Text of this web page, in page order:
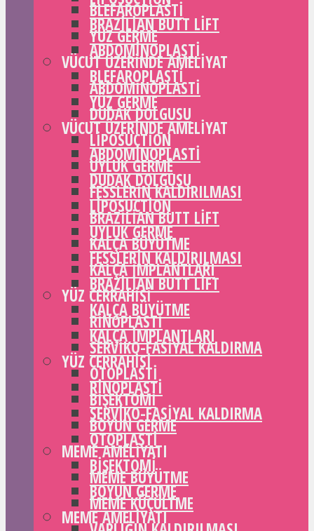
BLEFAROPLASTI
YÜZ GERME
VÜCUT ÜZERINDE AMELIYAT
ABDOMINOPLASTI
DUDAK DOLGUSU
LIPOSUCTION
UYLUK GERME
FESSLERIN KALDIRILMASI
BRAZILIAN BUTT LIFT
KALÇA BÜYÜTME
KALÇA IMPLANTLARI
YÜZ CERRAHISI
RINOPLASTI
SERVIKO-FASIYAL KALDIRMA
OTOPLASTI
BIŞEKTOMI
BOYUN GERME
MEME AMELIYATI
MEME BÜYÜTME
MEME KÜÇÜLTME
BRAZILIAN BUTT LIFT
ABDOMINOPLASTI
BLEFAROPLASTI
YÜZ GERME
VÜCUT ÜZERINDE AMELIYAT
ABDOMINOPLASTI
DUDAK DOLGUSU
LIPOSUCTION
UYLUK GERME
FESSLERIN KALDIRILMASI
BRAZILIAN BUTT LIFT
KALÇA BÜYÜTME
KALÇA IMPLANTLARI
YÜZ CERRAHISI
RINOPLASTI
SERVIKO-FASIYAL KALDIRMA
OTOPLASTI
BIŞEKTOMI
BOYUN GERME
MEME AMELIYATI